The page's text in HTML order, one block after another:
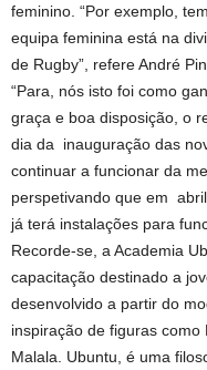
feminino. “Por exemplo,
equipa feminina está na
de Rugby”, refere André
“Para, nós isto foi como
graça e boa disposição, o
dia da inauguração das
continuar a funcionar da
perspetivando que em
já terá instalações para
Recorde-se, a Academia
capacitação destinado a
desenvolvido a partir do
inspiração de figuras
Malala. Ubuntu, é uma